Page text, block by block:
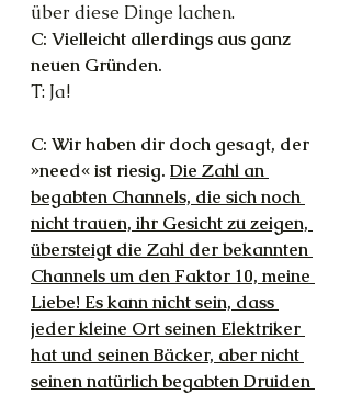
über diese Dinge lachen.
C: Vielleicht allerdings aus ganz
neuen Gründen.
T: Ja!
C: Wir haben dir doch gesagt, der
»need« ist riesig. Die Zahl an
begabten Channels, die sich noch
nicht trauen, ihr Gesicht zu zeigen,
übersteigt die Zahl der bekannten
Channels um den Faktor 10, meine
Liebe! Es kann nicht sein, dass
jeder kleine Ort seinen Elektriker
hat und seinen Bäcker, aber nicht
seinen natürlich begabten Druiden